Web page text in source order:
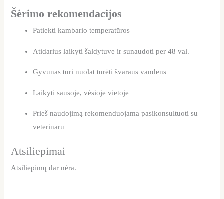
Šėrimo rekomendacijos
Patiekti kambario temperatūros
Atidarius laikyti šaldytuve ir sunaudoti per 48 val.
Gyvūnas turi nuolat turėti švaraus vandens
Laikyti sausoje, vėsioje vietoje
Prieš naudojimą rekomenduojama pasikonsultuoti su
veterinaru
Atsiliepimai
Atsiliepimų dar nėra.